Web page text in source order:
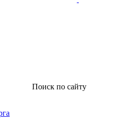
Поиск по сайту